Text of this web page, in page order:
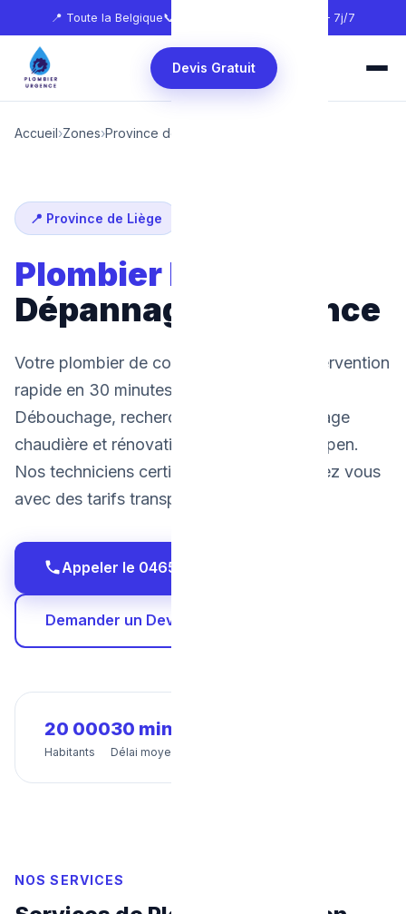
📍 Toute la Belgique📞 🕐 24h/24 — 7j/7
Devis Gratuit
Accueil›Zones›Province de Liège
📍 Province de Liège
Plombier Eupen
Dépannage d'urgence
Votre plombier de confiance à Eupen. Intervention
rapide en 30 minutes, 24h/24 et 7j/7.
Débouchage, recherche de fuite, dépannage
chaudière et rénovation salle de bain à Eupen.
Nos techniciens certifiés interviennent chez vous
avec des tarifs transparents et fixes.
Appeler le 0465 68 51 58
Demander un Devis Gratuit
20 000
Habitants
30 min
Délai moyen
NOS SERVICES